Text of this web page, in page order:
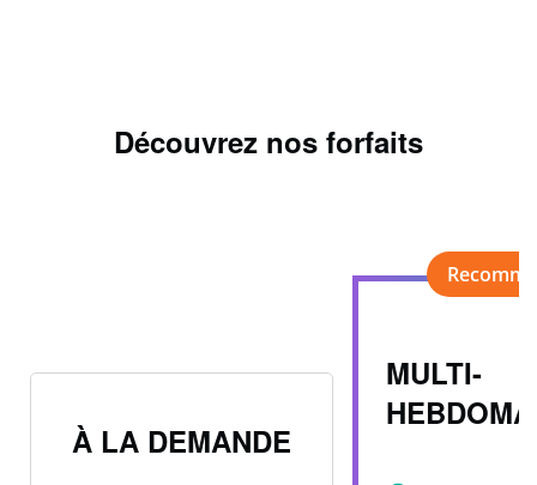
Découvrez nos forfaits
MULTI-
À LA DEMANDE